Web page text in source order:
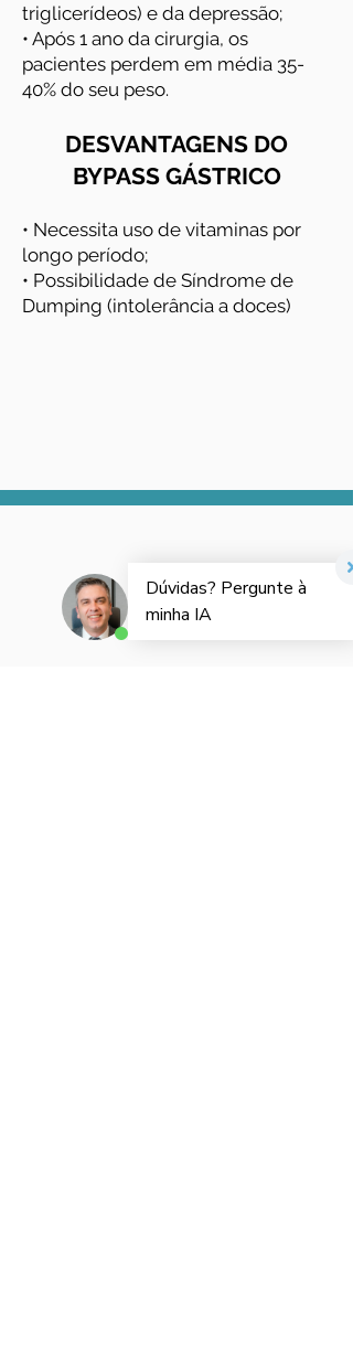
triglicerídeos) e da depressão;
• Após 1 ano da cirurgia, os
pacientes perdem em média 35-
40% do seu peso.
DESVANTAGENS DO
BYPASS GÁSTRICO
• Necessita uso de vitaminas por
longo período;
• Possibilidade de Síndrome de
Dumping (intolerância a doces)